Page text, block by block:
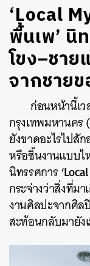
‘Local
พื้นเพ’
โขง–ชาย
จากชาย
ก่อนหน้านี้เ
กรุงเทพมหานคร
ยังขาดอะไรไปสั
หรือชิ้นงานแบบไ
นิทรรศการ
กระจ่างว่าสิ่งที่ม
งานศิลปะจากศิล
สะท้อนกลับมายัง